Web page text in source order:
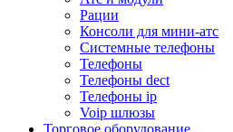
Охранно-
Коннекторы и
Инструмент и садовая
Электро и
Аксессуары
Рации
Консоли для мини-атс
Системные телефоны
Телефоны
Телефоны dect
Телефоны ip
Voip шлюзы
Торговое оборудование